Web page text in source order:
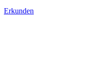
Erkunden